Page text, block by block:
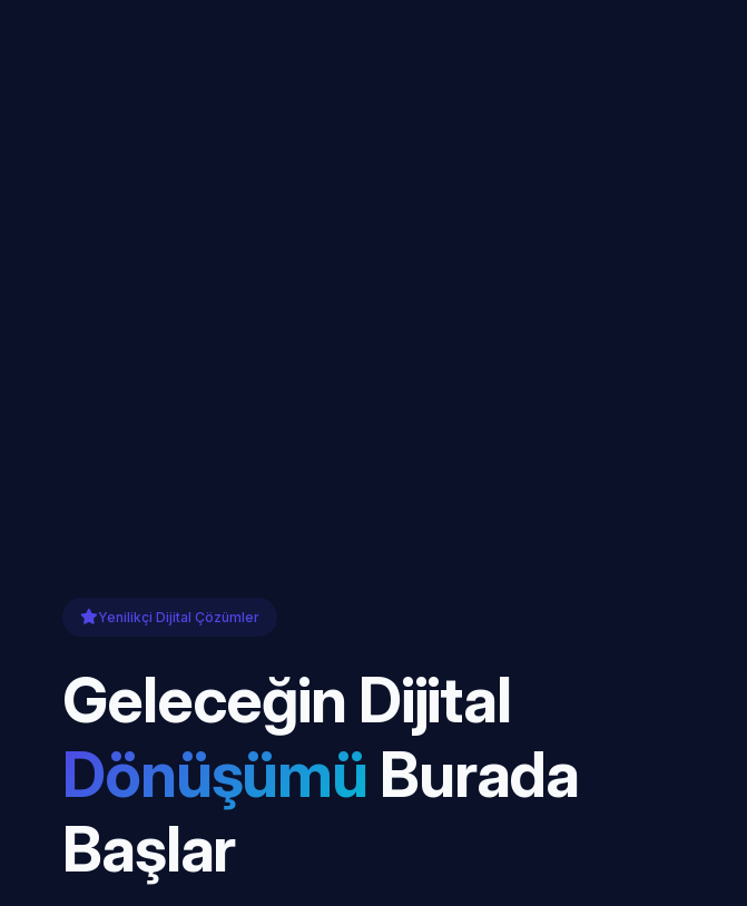
Yenilikçi Dijital Çözümler
Geleceğin Dijital
Dönüşümü Burada
Başlar